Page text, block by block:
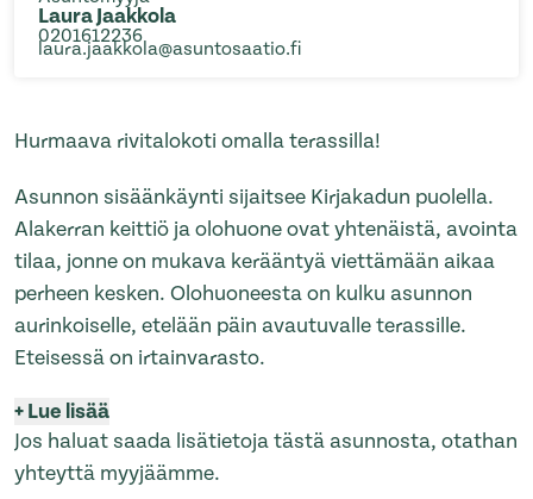
Laura Jaakkola
0201612236
laura.jaakkola@asuntosaatio.fi
Hurmaava rivitalokoti omalla terassilla!
Asunnon sisäänkäynti sijaitsee Kirjakadun puolella.
Alakerran keittiö ja olohuone ovat yhtenäistä, avointa
tilaa, jonne on mukava kerääntyä viettämään aikaa
perheen kesken. Olohuoneesta on kulku asunnon
aurinkoiselle, etelään päin avautuvalle terassille.
Eteisessä on irtainvarasto.
+Lue lisää
Jos haluat saada lisätietoja tästä asunnosta, otathan
yhteyttä myyjäämme.